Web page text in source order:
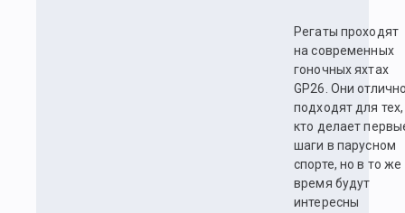
Регаты проходят
на современных
гоночных яхтах
GP26. Они
подходят для тех,
кто делает
шаги в парусном
спорте, но в то же
время будут
интересны